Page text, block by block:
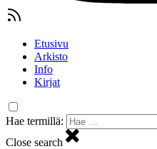
Etusivu
Arkisto
Info
Kirjat
Hae termillä:
Close search